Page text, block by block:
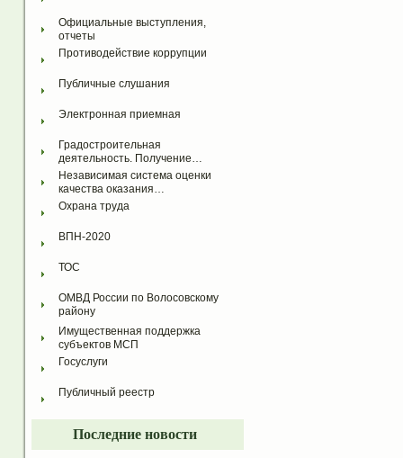
Официальные выступления,
отчеты
Противодействие коррупции
Публичные слушания
Электронная приемная
Градостроительная
деятельность. Получение…
Независимая система оценки
качества оказания…
Охрана труда
ВПН-2020
ТОС
ОМВД России по Волосовскому
району
Имущественная поддержка
субъектов МСП
Госуслуги
Публичный реестр
Последние новости